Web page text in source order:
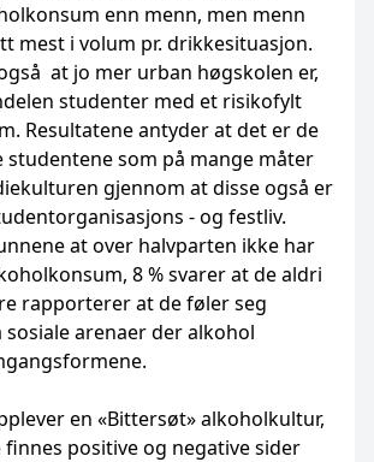
enn menn, men menn
mest i volum pr. drikkesituasjon.
at jo mer urban høgskolen er,
studenter med et risikofylt
Resultatene antyder at det er de
som på mange måter
gjennom at disse også er
- og festliv.
at over halvparten ikke har
8 % svarer at de aldri
rapporterer at de føler seg
arenaer der alkohol
en «Bittersøt» alkoholkultur,
positive og negative sider